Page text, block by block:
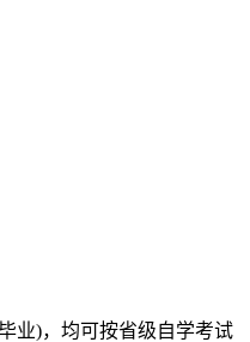
业)，均可按省级自学考试